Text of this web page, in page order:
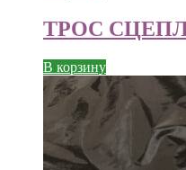
ТРОС
В корзину